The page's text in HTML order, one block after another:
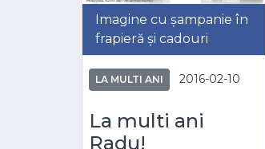
Imagine cu șampanie în
frapieră și cadouri
LA MULTI ANI 2016-02-10
La multi ani
Radu!